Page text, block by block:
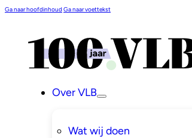
Ga naar hoofdinhoudGa naar voettekst
Over VLB
Wat wij doen